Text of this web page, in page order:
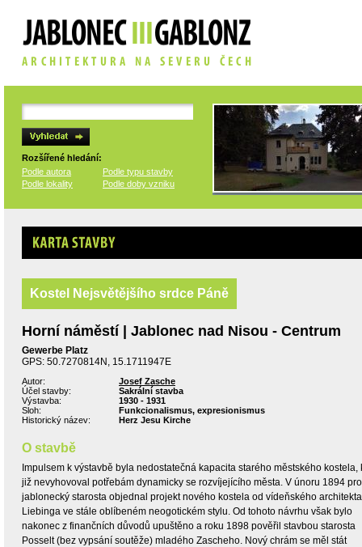
Rozšířené hledání:
Podle autora
Podle typu stavby
Podle lokality
Podle doby vzniku
Karta stavby
Kostel Nejsvětějšího srdce Páně
Horní náměstí | Jablonec nad Nisou - Centrum
Gewerbe Platz
GPS: 50.7270814N, 15.1711947E
Autor:
Josef Zasche
Účel stavby:
Sakrální stavba
Výstavba:
1930 - 1931
Sloh:
Funkcionalismus, expresionismus
Historický název:
Herz Jesu Kirche
O stavbě
Impulsem k výstavbě byla nedostatečná kapacita starého městského kostela,
již nevyhovoval potřebám dynamicky se rozvíjejícího města. V únoru 1894
jablonecký starosta objednal projekt nového kostela od vídeňského architekta
Liebinga ve stále oblíbeném neogotickém stylu. Od tohoto návrhu však bylo
nakonec z finančních důvodů upuštěno a roku 1898 pověřil stavbou starosta
Posselt (bez vypsání soutěže) mladého Zascheho. Nový chrám se měl stát